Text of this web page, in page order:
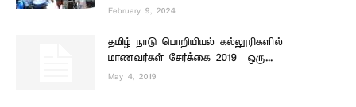
February 9, 2024
தமிழ் நாடு பொறியியல் கல்லூரிகளில்
மாணவர்கள் சேர்க்கை 2019 – ஒரு...
May 4, 2019